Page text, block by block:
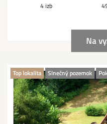
4 izb
Na
Top lokalita Slnečný pozemok